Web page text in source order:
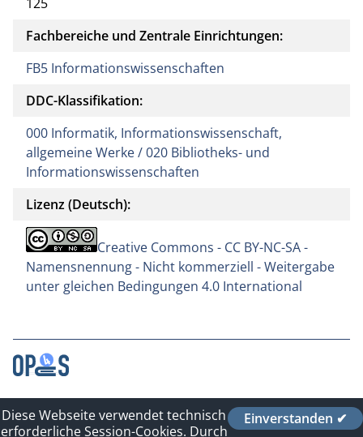
Fachbereiche und Zentrale Einrichtungen:
FB5 Informationswissenschaften
DDC-Klassifikation:
000 Informatik, Informationswissenschaft,
allgemeine Werke / 020 Bibliotheks- und
Informationswissenschaften
Lizenz (Deutsch):
Creative Commons - CC BY-NC-SA -
Namensnennung - Nicht kommerziell - Weitergabe
unter gleichen Bedingungen 4.0 International
Kontakt
Impressum
Einverstanden ✔
Diese Webseite verwendet technisch
erforderliche Session-Cookies. Durch